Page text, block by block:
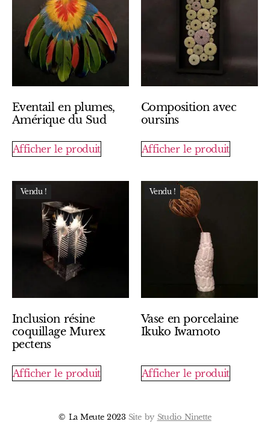
Eventail en plumes,
Amérique du Sud
Afficher le produit
Composition avec
oursins
Afficher le produit
Vendu !
Inclusion résine
coquillage Murex
pectens
Afficher le produit
Vendu !
Vase en porcelaine
Ikuko Iwamoto
Afficher le produit
© La Meute 2023Site by Studio Ninette